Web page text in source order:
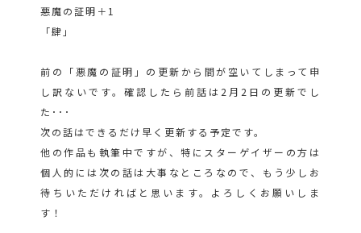
悪魔の証明＋1
「肆」
前の「悪魔の証明」の更新から間が空いてしまって申
し訳ないです。確認したら前話は2月2日の更新でし
た･･･
次の話はできるだけ早く更新する予定です。
他の作品も執筆中ですが、特にスターゲイザーの方は
個人的には次の話は大事なところなので、もう少しお
待ちいただければと思います。よろしくお願いしま
す！